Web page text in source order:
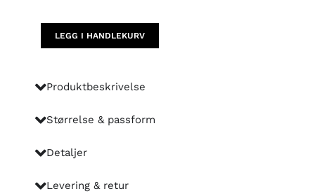
romantisk
blomsterprint
snøring
antall
LEGG I HANDLEKURV
Produktbeskrivelse
Størrelse & passform
Detaljer
Levering & retur